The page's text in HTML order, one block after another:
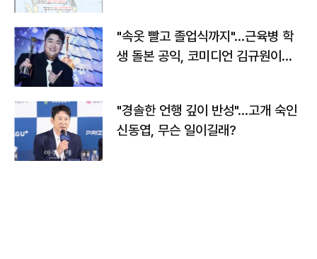
"속옷 빨고 졸업식까지"…근육병 학
생 돌본 공익, 코미디언 김규원이었
"경솔한 언행 깊이 반성"…고개 숙인
신동엽, 무슨 일이길래?